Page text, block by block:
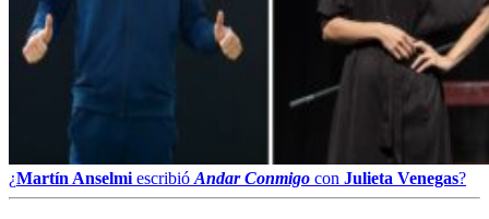
¿Martín Anselmi escribió Andar Conmigo con Julieta Venegas?